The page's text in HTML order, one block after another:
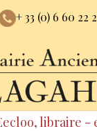
+ 33 (0) 6 60 22
libraire -